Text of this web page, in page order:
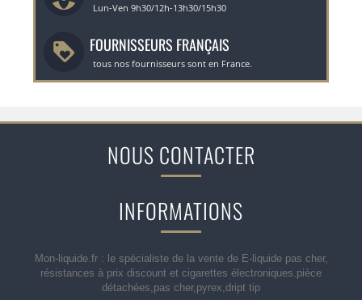
Lun-Ven 9h30/12h-13h30/15h30
FOURNISSEURS FRANÇAIS
tous nos fournisseurs sont en France.
NOUS CONTACTER
INFORMATIONS
Mon-liquide.fr : le spécialiste de la vente de E-liquide pas cher,
résistances à prix discount et cigarettes électroniques.pièce
détachées,pas cher,pyrex,dript tip